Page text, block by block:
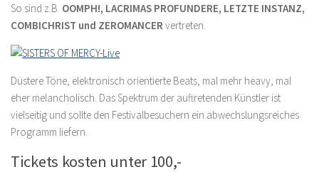
So sind z.B. OOMPH!, LACRIMAS PROFUNDERE, LETZTE INSTANZ,
COMBICHRIST und ZEROMANCER vertreten.
Düstere Töne, elektronisch orientierte Beats, mal mehr heavy, mal
eher melancholisch. Das Spektrum der auftretenden Künstler ist
vielseitig und sollte den Festivalbesuchern ein abwechslungsreiches
Programm liefern.
Tickets kosten unter 100,-